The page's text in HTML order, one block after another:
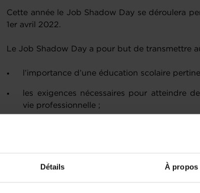
Détails À propos
Cette année le Job Shadow Day se déroulera
1er avril 2022.
Le Job Shadow Day a pour but de transmettre
l’importance d’une éducation scolaire
les exigences nécessaires pour atteindre
vie professionnelle ;
les profils et les compétences requises sur le
des informations importantes sur les
les responsabilités d’un/d’une dirigeant(e)